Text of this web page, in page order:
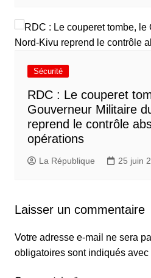
Sécurité
RDC : Le couperet
Gouverneur Militaire
reprend le contrôle
opérations
La République 25 juin
Laisser un commentaire
Votre adresse e-mail ne sera
obligatoires sont indiqués avec